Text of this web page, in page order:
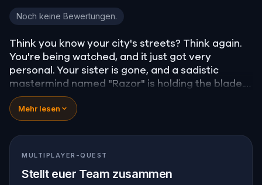
20 Cuts in Cologne
Noch keine Bewertungen.
Think you know your city's streets? Think again.
You're being watched, and it just got very
personal. Your sister is gone, and a sadistic
mastermind named "Razor" is holding the blade.
You’re not just taking a walk; you’re a pawn in a
twisted scavenger hunt where the stakes are life
and death. To find her, you’ll have to save others
first—strangers trapped in Razor’s deadly
games. You’ll need to solve sinister puzzles and
The clock is ticking, and every wrong move brings
Mehr lesen
MULTIPLAYER-QUEST
Stellt euer Team zusammen